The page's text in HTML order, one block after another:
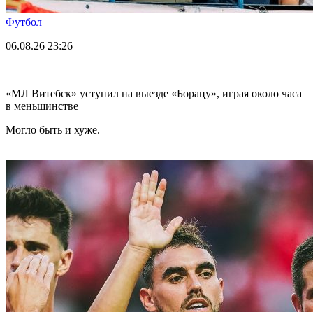
Футбол
06.08.26 23:26
«МЛ Витебск» уступил на выезде «Борацу», играя около часа
в меньшинстве
Могло быть и хуже.